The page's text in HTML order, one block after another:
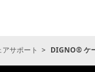
サポート DIGNO® ケ